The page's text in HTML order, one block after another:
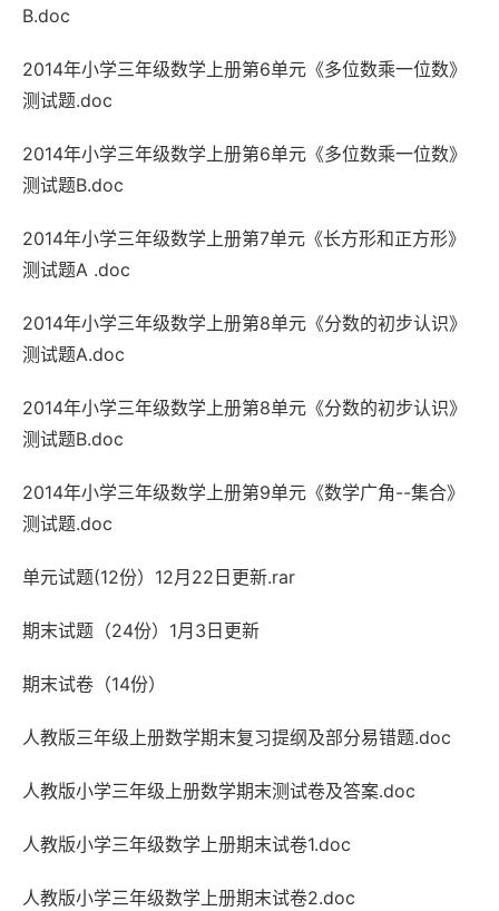
B.doc
2014年小学三年级数学上册第6单元《多位数乘一位数》
测试题.doc
2014年小学三年级数学上册第6单元《多位数乘一位数》
测试题B.doc
2014年小学三年级数学上册第7单元《长方形和正方形》
测试题A .doc
2014年小学三年级数学上册第8单元《分数的初步认识》
测试题A.doc
2014年小学三年级数学上册第8单元《分数的初步认识》
测试题B.doc
2014年小学三年级数学上册第9单元《数学广角--集合》
测试题.doc
单元试题(12份）12月22日更新.rar
期末试题（24份）1月3日更新
期末试卷（14份）
人教版三年级上册数学期末复习提纲及部分易错题.doc
人教版小学三年级上册数学期末测试卷及答案.doc
人教版小学三年级数学上册期末试卷1.doc
人教版小学三年级数学上册期末试卷2.doc